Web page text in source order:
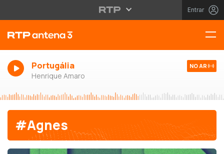
Entrar
Portugália
Henrique Amaro
NO AR
#Agnes